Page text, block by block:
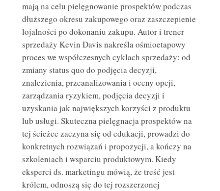
mają na celu pielęgnowanie prospektów podczas
dłuższego okresu zakupowego oraz zaszczepienie
lojalności po dokonaniu zakupu. Autor i trener
sprzedaży Kevin Davis nakreśla ośmioetapowy
proces we współczesnych cyklach sprzedaży: od
zmiany status quo do podjęcia decyzji,
znalezienia, przeanalizowania i oceny opcji,
zarządzania ryzykiem, podjęcia decyzji i
uzyskania jak największych korzyści z produktu
lub usługi. Skuteczna pielęgnacja prospektów na
tej ścieżce zaczyna się od edukacji, prowadzi do
konkretnych rozwiązań i propozycji, a kończy na
szkoleniach i wsparciu produktowym. Kiedy
eksperci ds. marketingu mówią, że treść jest
królem, odnoszą się do tej rozszerzonej